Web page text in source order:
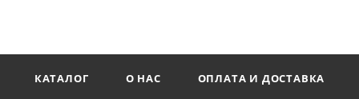
КАТАЛОГ О НАС
ОПЛАТА И ДОСТАВКА